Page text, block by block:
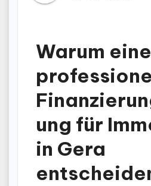
Warum eine
ung für
in Gera